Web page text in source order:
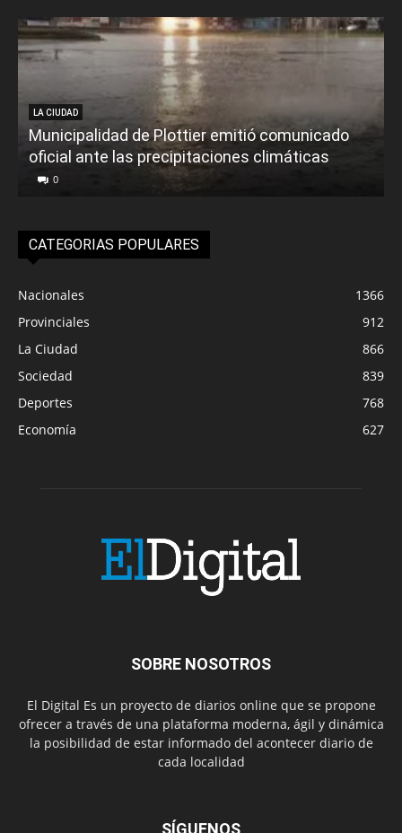
LA CIUDAD
Municipalidad de Plottier emitió comunicado
oficial ante las precipitaciones climáticas
0
CATEGORIAS POPULARES
Nacionales
1366
Provinciales
912
La Ciudad
866
Sociedad
839
Deportes
768
Economía
627
SOBRE NOSOTROS
El Digital Es un proyecto de diarios online que se propone
ofrecer a través de una plataforma moderna, ágil y dinámica
la posibilidad de estar informado del acontecer diario de
cada localidad
SÍGUENOS